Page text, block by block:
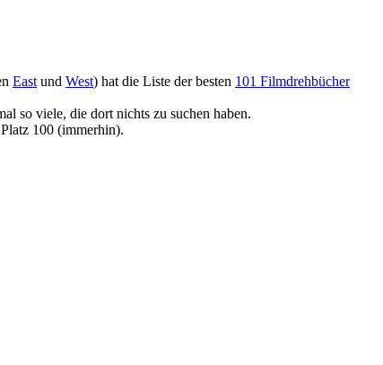
East und West) hat die Liste der besten 101 Filmdrehbücher
so viele, die dort nichts zu suchen haben.
100 (immerhin).